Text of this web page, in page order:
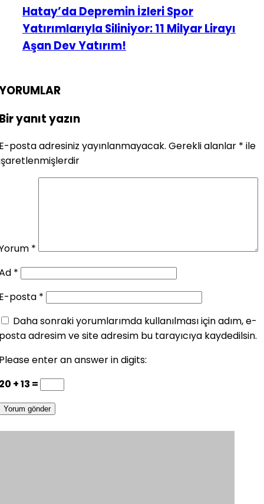
Hatay’da Depremin İzleri Spor
Yatırımlarıyla Siliniyor: 11 Milyar Lirayı
Aşan Dev Yatırım!
yanıt yazın
posta adresiniz yayınlanmayacak. Gerekli alanlar * ile
*
*
posta *
Daha sonraki yorumlarımda kullanılması için adım, e-
adresim ve site adresim bu tarayıcıya kaydedilsin.
enter an answer in digits:
+ 13 =